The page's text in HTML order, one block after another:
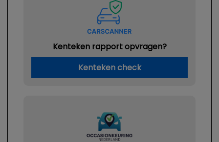
Kenteken rapport opvragen?
Kenteken check